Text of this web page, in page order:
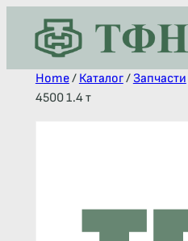
Home/ Каталог/ Запчасти
4500 1.4 т